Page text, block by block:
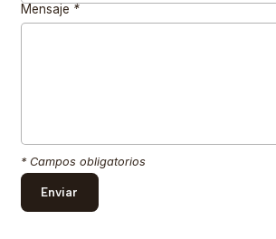
Mensaje *
* Campos obligatorios